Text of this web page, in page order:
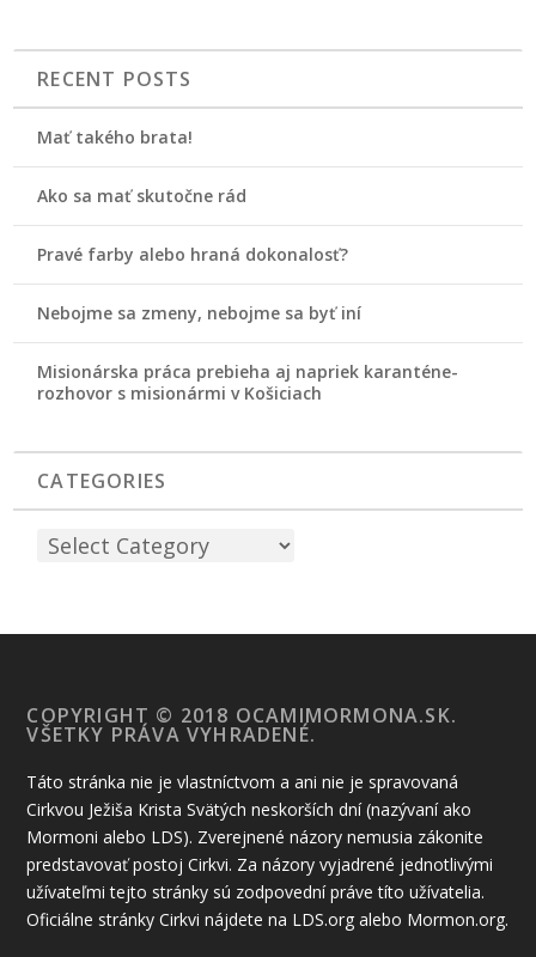
RECENT POSTS
Mať takého brata!
Ako sa mať skutočne rád
Pravé farby alebo hraná dokonalosť?
Nebojme sa zmeny, nebojme sa byť iní
Misionárska práca prebieha aj napriek karanténe-
rozhovor s misionármi v Košiciach
CATEGORIES
COPYRIGHT © 2018 OCAMIMORMONA.SK.
VŠETKY PRÁVA VYHRADENÉ.
Táto stránka nie je vlastníctvom a ani nie je spravovaná
Cirkvou Ježiša Krista Svätých neskorších dní (nazývaní ako
Mormoni alebo LDS). Zverejnené názory nemusia zákonite
predstavovať postoj Cirkvi. Za názory vyjadrené jednotlivými
užívateľmi tejto stránky sú zodpovední práve títo užívatelia.
Oficiálne stránky Cirkvi nájdete na LDS.org alebo Mormon.org.